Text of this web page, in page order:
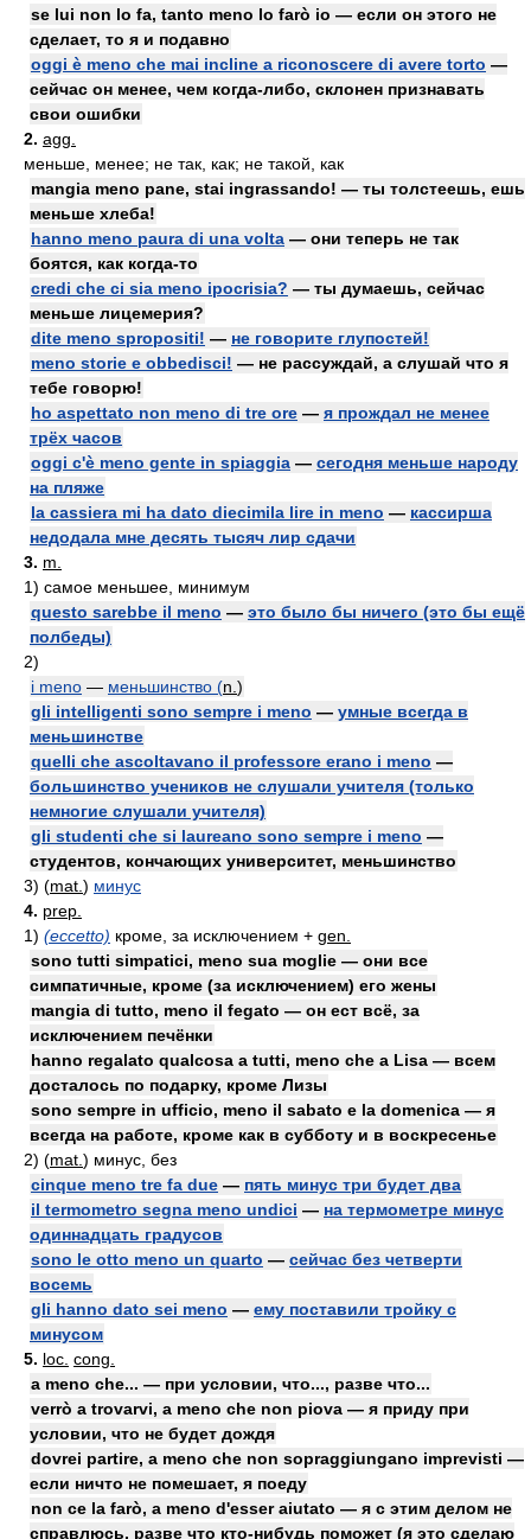
se lui non lo fa, tanto meno lo farò io — если он этого не
сделает, то я и подавно
oggi è meno che mai incline a riconoscere di avere torto —
сейчас он менее, чем когда-либо, склонен признавать
свои ошибки
2. agg.
меньше, менее; не так, как; не такой, как
mangia meno pane, stai ingrassando! — ты толстеешь, ешь
меньше хлеба!
hanno meno paura di una volta — они теперь не так
боятся, как когда-то
credi che ci sia meno ipocrisia? — ты думаешь, сейчас
меньше лицемерия?
dite meno spropositi! — не говорите глупостей!
meno storie e obbedisci! — не рассуждай, а слушай что я
тебе говорю!
ho aspettato non meno di tre ore — я прождал не менее
трёх часов
oggi c'è meno gente in spiaggia — сегодня меньше народу
на пляже
la cassiera mi ha dato diecimila lire in meno — кассирша
недодала мне десять тысяч лир сдачи
3. m.
1) самое меньшее, минимум
questo sarebbe il meno — это было бы ничего (это бы ещё
полбеды)
2)
i meno — меньшинство (n. )
gli intelligenti sono sempre i meno — умные всегда в
меньшинстве
quelli che ascoltavano il professore erano i meno —
большинство учеников не слушали учителя (только
немногие слушали учителя)
gli studenti che si laureano sono sempre i meno —
студентов, кончающих университет, меньшинство
3) (mat. ) минус
4. prep.
1) (eccetto) кроме, за исключением + gen.
sono tutti simpatici, meno sua moglie — они все
симпатичные, кроме (за исключением) его жены
mangia di tutto, meno il fegato — он ест всё, за
исключением печёнки
hanno regalato qualcosa a tutti, meno che a Lisa — всем
досталось по подарку, кроме Лизы
sono sempre in ufficio, meno il sabato e la domenica — я
всегда на работе, кроме как в субботу и в воскресенье
2) (mat. ) минус, без
cinque meno tre fa due — пять минус три будет два
il termometro segna meno undici — на термометре минус
одиннадцать градусов
sono le otto meno un quarto — сейчас без четверти
восемь
gli hanno dato sei meno — ему поставили тройку с
минусом
5. loc. cong.
a meno che... — при условии, что..., разве что...
verrò a trovarvi, a meno che non piova — я приду при
условии, что не будет дождя
dovrei partire, a meno che non sopraggiungano imprevisti —
если ничто не помешает, я поеду
non ce la farò, a meno d'esser aiutato — я с этим делом не
справлюсь, разве что кто-нибудь поможет (я это сделаю